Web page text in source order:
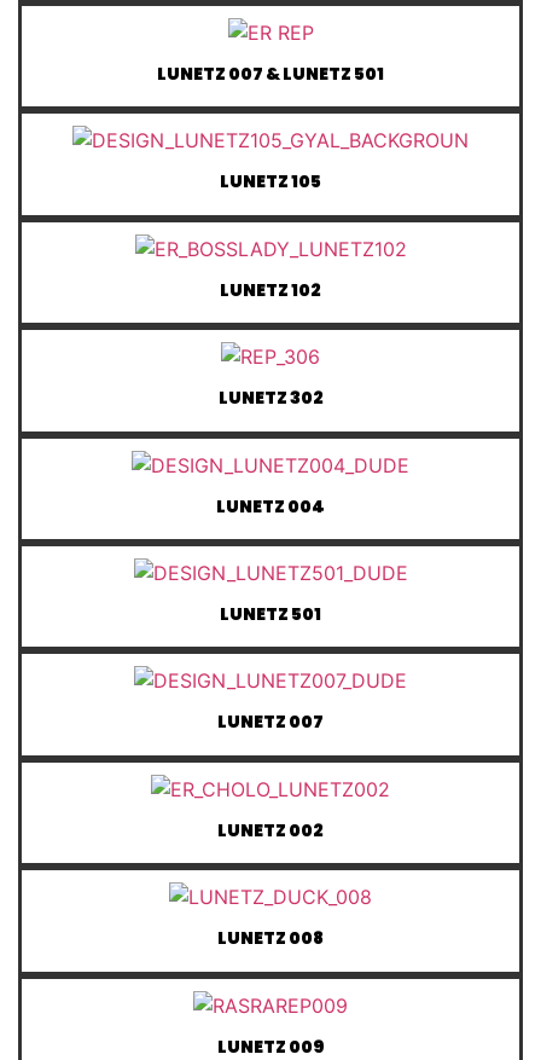
LUNETZ 007 & LUNETZ 501
LUNETZ 105
LUNETZ 102
LUNETZ 302
LUNETZ 004
LUNETZ 501
LUNETZ 007
LUNETZ 002
LUNETZ 008
LUNETZ 009